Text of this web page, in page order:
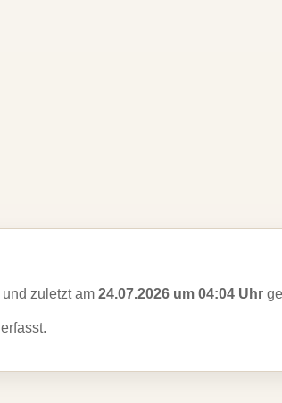
und zuletzt am 24.07.2026 um 04:04 Uhr
erfasst.